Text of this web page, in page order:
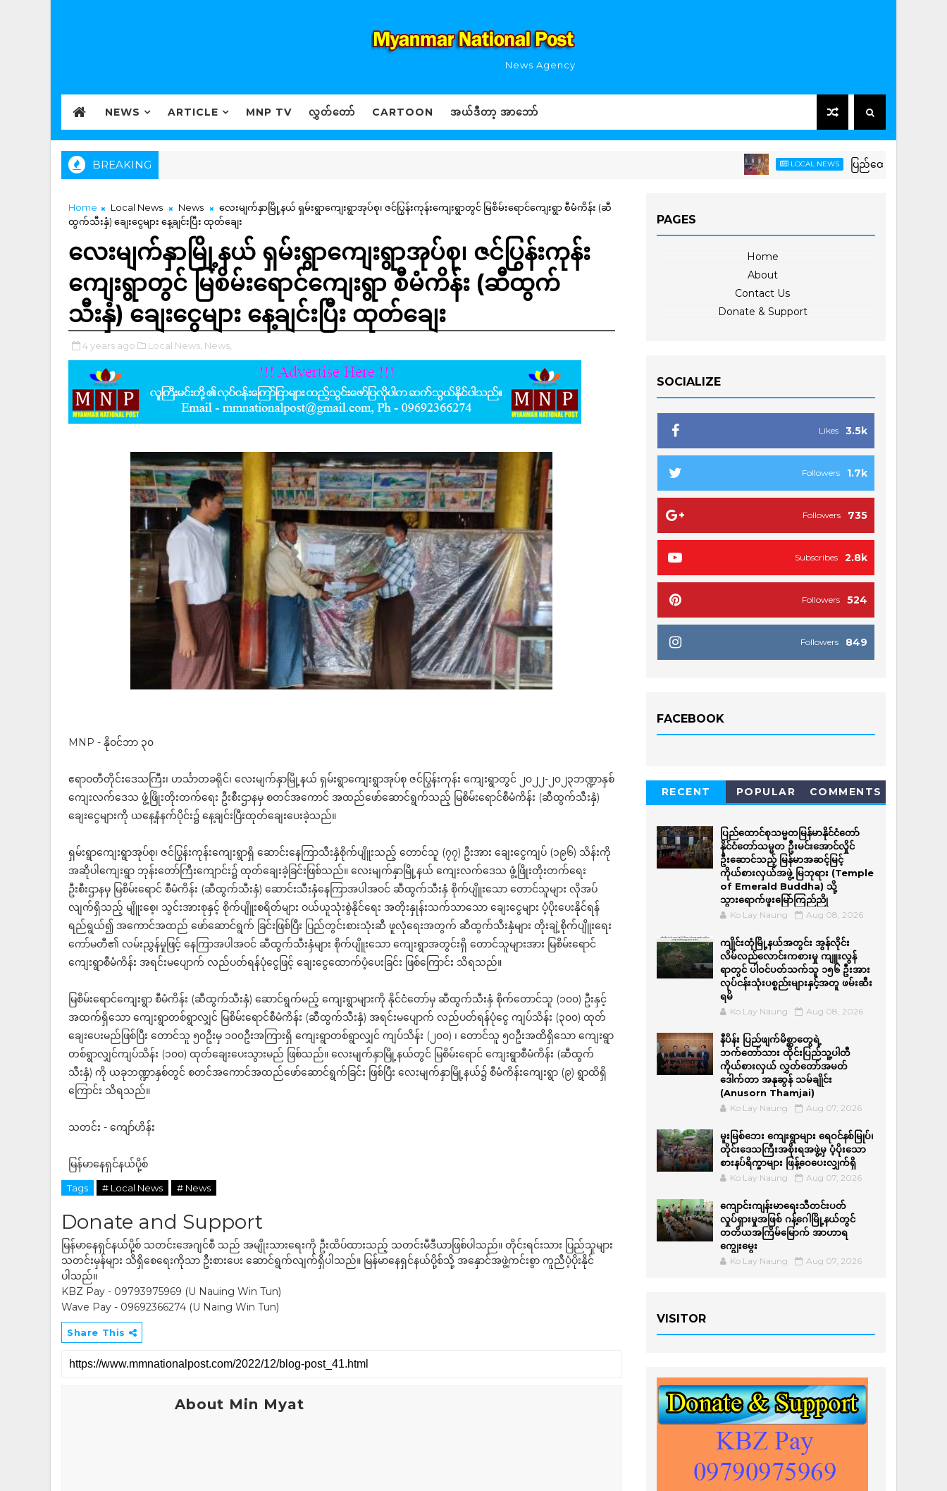
News Agency
NEWS ARTICLE MNP TV လွှတ်တော် CARTOON အယ်ဒီတာ့ အာဘော်
BREAKING LOCAL NEWS ပြည်ထောင်စုသမ္မတမြန်မာနို
Home Local News News
လေးမျက်နှာမြို့နယ် ရှမ်းရွာကျေးရွာအုပ်စု၊ ဇင်ပြွန်းကုန်းကျေးရွာတွင် မြစိမ်းရောင်ကျေးရွာ စီမံကိန်း (ဆီ
ထွက်သီးနှံ) ချေးငွေများ နေ့ချင်းပြီး ထုတ်ချေး
လေးမျက်နှာမြို့နယ် ရှမ်းရွာကျေးရွာအုပ်စု၊ ဇင်ပြွန်းကုန်း
ကျေးရွာတွင် မြစိမ်းရောင်ကျေးရွာ စီမံကိန်း (ဆီထွက်
သီးနှံ) ချေးငွေများ နေ့ချင်းပြီး ထုတ်ချေး
4 years ago Local News, News,
MNP - နိုဝင်ဘာ ၃၀
ဧရာဝတီတိုင်းဒေသကြီး၊ ဟင်္သာတခရိုင်၊ လေးမျက်နှာမြို့နယ် ရှမ်းရွာကျေးရွာအုပ်စု ဇင်ပြွန်းကုန်း ကျေးရွာတွင် ၂၀၂၂-၂၀၂၃ဘဏ္ဍာနှစ်
ကျေးလက်ဒေသ ဖွံ့ဖြိုးတိုးတက်ရေး ဦးစီးဌာနမှ စတင်အကောင် အထည်ဖော်ဆောင်ရွက်သည့် မြစိမ်းရောင်စီမံကိန်း (ဆီထွက်သီးနှံ)
ချေးငွေများကို ယနေ့နံနက်ပိုင်း၌ နေ့ချင်းပြီးထုတ်ချေးပေးခဲ့သည်။
ရှမ်းရွာကျေးရွာအုပ်စု၊ ဇင်ပြွန်းကုန်းကျေးရွာရှိ ဆောင်းနေကြာသီးနှံစိုက်ပျိူးသည့် တောင်သူ (၇၇) ဦးအား ချေးငွေကျပ် (၁၉၆) သိန်းကို
အဆိုပါကျေးရွာ ဘုန်းတော်ကြီးကျောင်း၌ ထုတ်ချေးခဲ့ခြင်းဖြစ်သည်။ လေးမျက်နှာမြို့နယ် ကျေးလက်ဒေသ ဖွံ့ဖြိုးတိုးတက်ရေး
ဦးစီးဌာနမှ မြစိမ်းရောင် စီမံကိန်း (ဆီထွက်သီးနှံ) ဆောင်းသီးနှံနေကြာအပါအဝင် ဆီထွက်သီးနှံ စိုက်ပျိူးသော တောင်သူများ လိုအပ်
လျက်ရှိသည့် မျိူးစေ့၊ သွင်းအားစုနှင့် စိုက်ပျိူးစရိတ်များ ဝယ်ယူသုံးစွဲနိုင်ရေး အတိုးနှုန်းသက်သာသော ချေးငွေများ ပံ့ပိုးပေးနိုင်ရန်
ရည်ရွယ်၍ အကောင်အထည် ဖော်ဆောင်ရွက် ခြင်းဖြစ်ပြီး ပြည်တွင်းစားသုံးဆီ ဖူလုံရေးအတွက် ဆီထွက်သီးနှံများ တိုးချဲ့စိုက်ပျိူးရေး
ကော်မတီ၏ လမ်းညွှန်မှုဖြင့် နေကြာအပါအဝင် ဆီထွက်သီးနှံများ စိုက်ပျိူးသော ကျေးရွာအတွင်းရှိ တောင်သူများအား မြစိမ်းရောင်
ကျေးရွာစီမံကိန်း အရင်းမပျောက် လည်ပတ်ရန်ပုံငွေဖြင့် ချေးငွေထောက်ပံ့ပေးခြင်း ဖြစ်ကြောင်း သိရသည်။
မြစိမ်းရောင်ကျေးရွာ စီမံကိန်း (ဆီထွက်သီးနှံ) ဆောင်ရွက်မည့် ကျေးရွာများကို နိုင်ငံတော်မှ ဆီထွက်သီးနှံ စိုက်တောင်သူ (၁၀၀) ဦးနှင့်
အထက်ရှိသော ကျေးရွာတစ်ရွာလျှင် မြစိမ်းရောင်စီမံကိန်း (ဆီထွက်သီးနှံ) အရင်းမပျောက် လည်ပတ်ရန်ပုံငွေ ကျပ်သိန်း (၃၀၀) ထုတ်
ချေးပေးမည်ဖြစ်ပြီး တောင်သူ ၅၀ဦးမှ ၁၀၀ဦးအကြားရှိ ကျေးရွာတစ်ရွာလျှင် ကျပ်သိန်း (၂၀၀) ၊ တောင်သူ ၅၀ဦးအထိရှိသော ကျေးရွာ
တစ်ရွာလျှင်ကျပ်သိန်း (၁၀၀) ထုတ်ချေးပေးသွားမည် ဖြစ်သည်။ လေးမျက်နှာမြို့နယ်တွင် မြစိမ်းရောင် ကျေးရွာစီမံကိန်း (ဆီထွက်
သီးနှံ) ကို ယခုဘဏ္ဍာနှစ်တွင် စတင်အကောင်အထည်ဖော်ဆောင်ရွက်ခြင်း ဖြစ်ပြီး လေးမျက်နှာမြို့နယ်၌ စီမံကိန်းကျေးရွာ (၉) ရွာထိရှိ
ကြောင်း သိရသည်။
သတင်း - ကျော်ဟိန်း
မြန်မာနေရှင်နယ်ပို့စ်
Tags # Local News # News
Donate and Support
မြန်မာနေရှင်နယ်ပို့စ် သတင်းအေဂျင်စီ သည် အမျိုးသားရေးကို ဦးထိပ်ထားသည့် သတင်းမီဒီယာဖြစ်ပါသည်။ တိုင်းရင်းသား ပြည်သူများ
သတင်းမှန်များ သိရှိစေရေးကိုသာ ဦးစားပေး ဆောင်ရွက်လျက်ရှိပါသည်။ မြန်မာနေရှင်နယ်ပို့စ်သို့ အနှောင်အဖွဲ့ကင်းစွာ ကူညီပံ့ပိုးနိုင်
ပါသည်။
KBZ Pay - 09793975969 (U Nauing Win Tun)
Wave Pay - 09692366274 (U Naing Win Tun)
Share This
About Min Myat
PAGES
Home
About
Contact Us
Donate & Support
SOCIALIZE
3.5k
Likes
1.7k
Followers
735
Followers
2.8k
Subscribes
524
Followers
849
Followers
FACEBOOK
RECENT POPULAR COMMENTS
ပြည်ထောင်စုသမ္မတမြန်မာနိုင်ငံတော်
နိုင်ငံတော်သမ္မတ ဦးမင်းအောင်လှိုင်
ဦးဆောင်သည့် မြန်မာအဆင့်မြင့်
ကိုယ်စားလှယ်အဖွဲ့ မြဘုရား (Temple
of Emerald Buddha) သို့
သွားရောက်ဖူးမြော်ကြည်ညို
Ko Lay Naung Aug 08, 2026
ကျိုင်းတုံမြို့နယ်အတွင်း အွန်လိုင်း
လိမ်လည်လောင်းကစားမှု ကျူးလွန်
ရာတွင် ပါဝင်ပတ်သက်သူ ၁၅၆ ဦးအား
လုပ်ငန်းသုံးပစ္စည်းများနှင့်အတူ ဖမ်းဆီး
ရမိ
Ko Lay Naung Aug 08, 2026
နီပိန်း ပြည်ဖျက်မိစ္ဆာတွေရဲ့
ဘက်တော်သား ထိုင်းပြည်သူ့ပါတီ
ကိုယ်စားလှယ် လွှတ်တော်အမတ်
ဒေါက်တာ အနုဆွန် သမ်ချိုင်း
(Anusorn Thamjai)
Ko Lay Naung Aug 07, 2026
မူးမြစ်ဘေး ကျေးရွာများ ရေဝင်နစ်မြုပ်၊
တိုင်းဒေသကြီးအစိုးရအဖွဲ့မှ ပံ့ပိုးသော
စားနပ်ရိက္ခာများ ဖြန့်ဝေပေးလျှက်ရှိ
Ko Lay Naung Aug 07, 2026
ကျောင်းကျန်းမာရေးသီတင်းပတ်
လှုပ်ရှားမှုအဖြစ် ဂန့်ဂေါမြို့နယ်တွင်
တတိယအကြိမ်မြောက် အာဟာရ
ကျွေးမွေး
Ko Lay Naung Aug 07, 2026
VISITOR